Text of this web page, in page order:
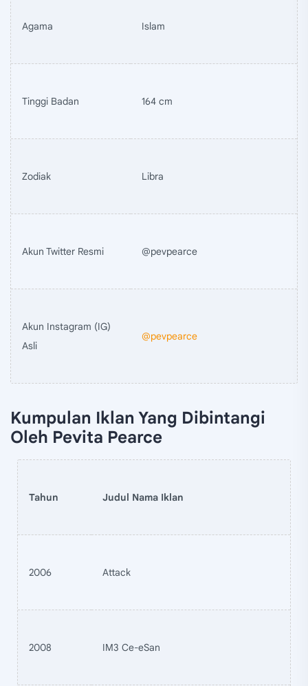
Agama Islam
Tinggi Badan 164 cm
Zodiak Libra
Akun Twitter Resmi @pevpearce
Akun Instagram (IG)
Asli
@pevpearce
Kumpulan Iklan Yang Dibintangi
Oleh Pevita Pearce
Tahun Judul Nama Iklan
2006 Attack
2008 IM3 Ce-eSan